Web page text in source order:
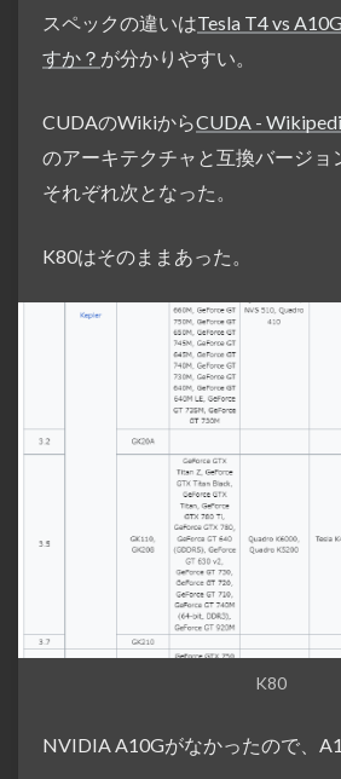
スペックの違いはTesla T4 vs
すか？ が分かりやすい。
CUDAのWikiからCUDA -
のアーキテクチャと互換バージョ
それぞれ次となった。
K80はそのままあった。
K80
NVIDIA A10Gがなかったので、